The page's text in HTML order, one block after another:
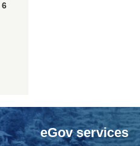
6
eGov services